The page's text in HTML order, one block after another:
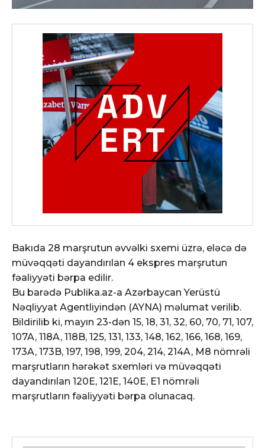
Bakıda 28 marşrutun əvvəlki sxemi üzrə, eləcə də
müvəqqəti dayandırılan 4 ekspres marşrutun
fəaliyyəti bərpa edilir.
Bu barədə Publika.az-a Azərbaycan Yerüstü
Nəqliyyat Agentliyindən (AYNA) məlumat verilib.
Bildirilib ki, mayın 23-dən 15, 18, 31, 32, 60, 70, 71, 107,
107A, 118A, 118B, 125, 131, 133, 148, 162, 166, 168, 169,
173A, 173B, 197, 198, 199, 204, 214, 214A, M8 nömrəli
marşrutların hərəkət sxemləri və müvəqqəti
dayandırılan 120E, 121E, 140E, E1 nömrəli
marşrutların fəaliyyəti bərpa olunacaq.